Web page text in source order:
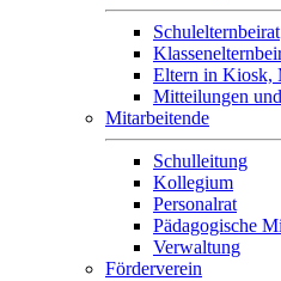
Schulelternbeirat
Eltern in Kiosk,
Mitteilungen
Mitarbeitende
Schulleitung
Kollegium
Personalrat
Pädagogische
Verwaltung
Förderverein